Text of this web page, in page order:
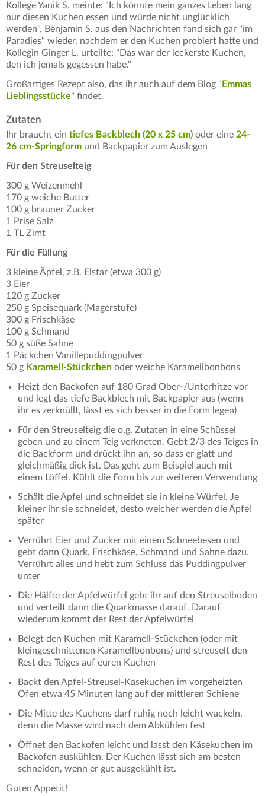
Kollege Yanik S. meinte: "Ich könnte mein ganzes Leben lang
nur diesen Kuchen essen und würde nicht unglücklich
werden", Benjamin S. aus den Nachrichten fand sich gar "im
Paradies" wieder, nachdem er den Kuchen probiert hatte und
Kollegin Ginger L. urteilte: "Das war der leckerste Kuchen,
den ich jemals gegessen habe."
Großartiges Rezept also, das ihr auch auf dem Blog " Emmas
Lieblingsstücke" findet.
Zutaten
Ihr braucht ein tiefes Backblech (20 x 25 cm) oder eine 24-
26 cm-Springform und Backpapier zum Auslegen
Für den Streuselteig
300 g Weizenmehl
170 g weiche Butter
100 g brauner Zucker
1 Prise Salz
1 TL Zimt
Für die Füllung
3 kleine Äpfel, z.B. Elstar (etwa 300 g)
3 Eier
120 g Zucker
250 g Speisequark (Magerstufe)
300 g Frischkäse
100 g Schmand
50 g süße Sahne
1 Päckchen Vanillepuddingpulver
50 g Karamell-Stückchen oder weiche Karamellbonbons
Heizt den Backofen auf 180 Grad Ober-/Unterhitze vor
und legt das tiefe Backblech mit Backpapier aus (wenn
ihr es zerknüllt, lässt es sich besser in die Form legen)
Für den Streuselteig die o.g. Zutaten in eine Schüssel
geben und zu einem Teig verkneten. Gebt 2/3 des Teiges in
die Backform und drückt ihn an, so dass er glatt und
gleichmäßig dick ist. Das geht zum Beispiel auch mit
einem Löffel. Kühlt die Form bis zur weiteren Verwendung
Schält die Äpfel und schneidet sie in kleine Würfel. Je
kleiner ihr sie schneidet, desto weicher werden die Äpfel
später
Verrührt Eier und Zucker mit einem Schneebesen und
gebt dann Quark, Frischkäse, Schmand und Sahne dazu.
Verrührt alles und hebt zum Schluss das Puddingpulver
unter
Die Hälfte der Apfelwürfel gebt ihr auf den Streuselboden
und verteilt dann die Quarkmasse darauf. Darauf
wiederum kommt der Rest der Apfelwürfel
Belegt den Kuchen mit Karamell-Stückchen (oder mit
kleingeschnittenen Karamellbonbons) und streuselt den
Rest des Teiges auf euren Kuchen
Backt den Apfel-Streusel-Käsekuchen im vorgeheizten
Ofen etwa 45 Minuten lang auf der mittleren Schiene
Die Mitte des Kuchens darf ruhig noch leicht wackeln,
denn die Masse wird nach dem Abkühlen fest
Öffnet den Backofen leicht und lasst den Käsekuchen im
Backofen auskühlen. Der Kuchen lässt sich am besten
schneiden, wenn er gut ausgekühlt ist.
Guten Appetit!